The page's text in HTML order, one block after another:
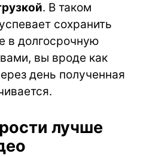
. В таком
сохранить
в долгосрочную
вы вроде как
день полученная
лучше